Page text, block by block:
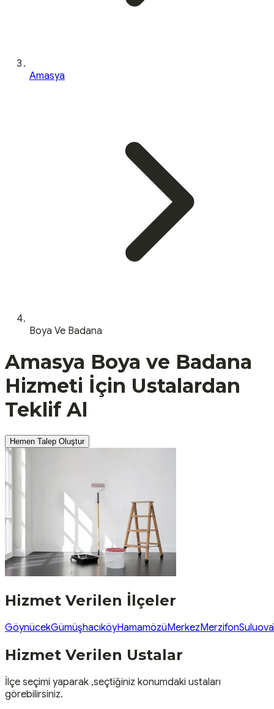
Amasya
Boya Ve Badana
Amasya Boya ve Badana
Hizmeti İçin Ustalardan
Teklif Al
Hemen Talep Oluştur
Hizmet Verilen İlçeler
GöynücekGümüşhacıköyHamamözüMerkezMerzifonSuluova
Hizmet Verilen Ustalar
İlçe seçimi yaparak ,seçtiğiniz konumdaki ustaları
görebilirsiniz.